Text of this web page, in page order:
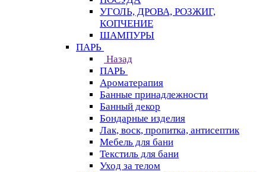
УГОЛЬ, ДРОВА, РОЗЖИГ,
КОПЧЕНИЕ
ШАМПУРЫ
ПАРЬ
Назад
ПАРЬ
Ароматерапия
Банные принадлежности
Банный декор
Бондарные изделия
Лак, воск, пропитка, антисептик
Мебель для бани
Текстиль для бани
Уход за телом